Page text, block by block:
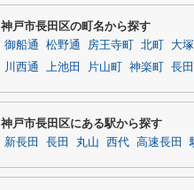
神戸市長田区の町名から探す
御船通 松野通 房王寺町 北町 大塚
川西通
上池田 片山町 神楽町 長田
神戸市長田区にある駅から探す
新長田 長田 丸山 西代 高速長田